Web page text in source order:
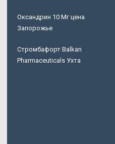
Оксандрин 10 Мг цена
Запорожье
Стромбафорт Balkan
Pharmaceuticals Ухта